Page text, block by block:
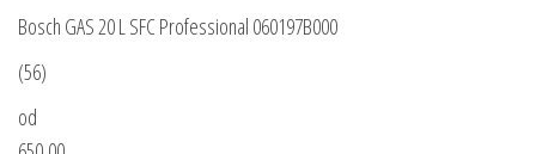
Bosch GAS 20 L SFC Professional 060197B000
(56)
od